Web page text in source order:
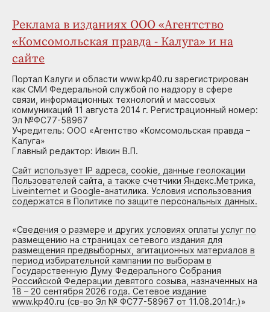
Реклама в изданиях ООО «Агентство
«Комсомольская правда - Калуга» и на
сайте
Портал Калуги и области www.kp40.ru зарегистрирован
как СМИ Федеральной службой по надзору в сфере
связи, информационных технологий и массовых
коммуникаций 11 августа 2014 г. Регистрационный номер:
Эл №ФС77-58967
Учредитель: ООО «Агентство «Комсомольская правда –
Калуга»
Главный редактор: Ивкин В.П.
Сайт использует IP адреса, cookie, данные геолокации
Пользователей сайта, а также счетчики Яндекс.Метрика,
Liveinternet и Google-анатилика. Условия использования
содержатся в Политике по защите персональных данных.
«Сведения о размере и других условиях оплаты услуг по
размещению на страницах сетевого издания для
размещения предвыборных, агитационных материалов в
период избирательной кампании по выборам в
Государственную Думу Федерального Собрания
Российской Федерации девятого созыва, назначенных на
18 – 20 сентября 2026 года. Сетевое издание
www.kp40.ru (св-во Эл № ФС77-58967 от 11.08.2014г.)»